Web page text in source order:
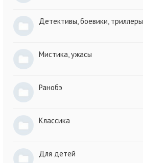
Детективы, боевики, триллеры
Мистика, ужасы
Ранобэ
Классика
Для детей